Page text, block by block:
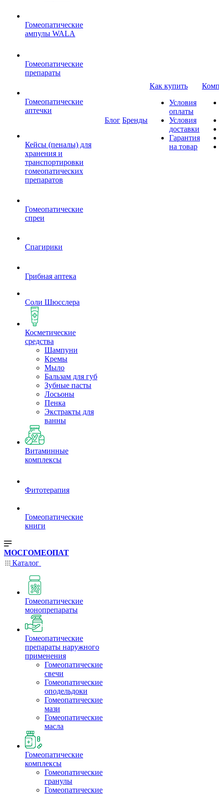
Гомеопатические
ампулы WALA
Гомеопатические
препараты
Гомеопатические
аптечки
Кейсы (пеналы) для
хранения и
транспортировки
гомеопатических
препаратов
Гомеопатические
спреи
Спагирики
Грибная аптека
Соли Шюсслера
Косметические
средства
Шампуни
Кремы
Мыло
Бальзам для губ
Зубные пасты
Лосьоны
Пенка
Экстракты для
ванны
Витаминные
комплексы
Фитотерапия
Гомеопатические
книги
Блог Бренды
Как купить
Условия
оплаты
Условия
доставки
Гарантия
на товар
МОСГОМЕОПАТ
Каталог
Гомеопатические
монопрепараты
Гомеопатические
препараты наружного
применения
Гомеопатические
свечи
Гомеопатические
оподельдоки
Гомеопатические
мази
Гомеопатические
масла
Гомеопатические
комплексы
Гомеопатические
гранулы
Гомеопатические